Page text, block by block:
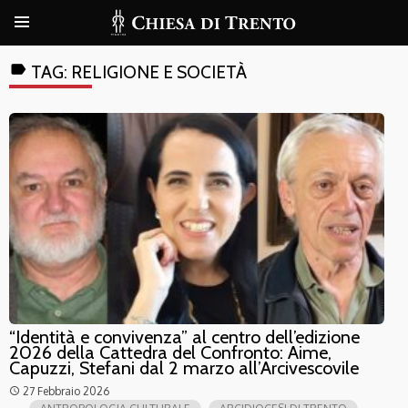
label TAG: RELIGIONE E SOCIETÀ
“Identità e convivenza” al centro dell’edizione
2026 della Cattedra del Confronto: Aime,
Capuzzi, Stefani dal 2 marzo all’Arcivescovile
access_time 27 Febbraio 2026